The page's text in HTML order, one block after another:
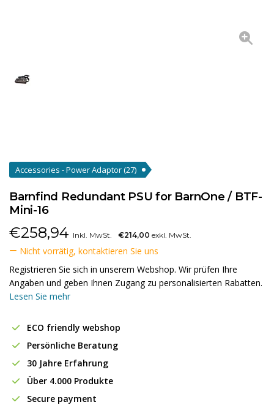
Accessories - Power Adaptor(27)
Barnfind Redundant PSU for BarnOne / BTF-
Mini-16
€258,94 Inkl. MwSt. €214,00 exkl. MwSt.
Nicht vorrätig, kontaktieren Sie uns
Registrieren Sie sich in unserem Webshop. Wir prüfen Ihre
Angaben und geben Ihnen Zugang zu personalisierten Rabatten.
Lesen Sie mehr
ECO friendly webshop
Persönliche Beratung
30 Jahre Erfahrung
Über 4.000 Produkte
Secure payment